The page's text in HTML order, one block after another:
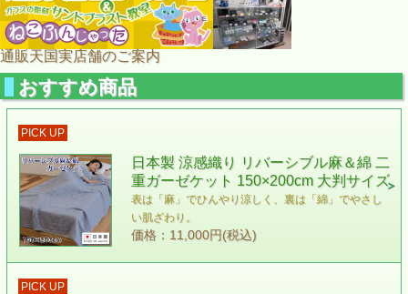
通販天国実店舗のご案内
おすすめ商品
PICK UP
日本製 涼感織り リバーシブル麻＆綿 二
重ガーゼケット 150×200cm 大判サイズ
表は「麻」でひんやり涼しく、裏は「綿」でやさし
い肌ざわり。
価格：11,000円(税込)
PICK UP